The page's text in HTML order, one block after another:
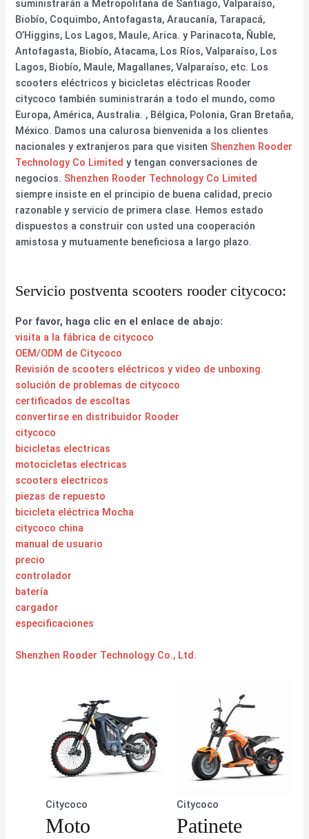
suministrarán a Metropolitana de Santiago, Valparaíso,
Biobío, Coquimbo, Antofagasta, Araucanía, Tarapacá,
O’Higgins, Los Lagos, Maule, Arica. y Parinacota, Ñuble,
Antofagasta, Biobío, Atacama, Los Ríos, Valparaíso, Los
Lagos, Biobío, Maule, Magallanes, Valparaíso, etc. Los
scooters eléctricos y bicicletas eléctricas Rooder
citycoco también suministrarán a todo el mundo, como
Europa, América, Australia. , Bélgica, Polonia, Gran Bretaña,
México. Damos una calurosa bienvenida a los clientes
nacionales y extranjeros para que visiten Shenzhen Rooder
Technology Co Limited y tengan conversaciones de
negocios. Shenzhen Rooder Technology Co Limited
siempre insiste en el principio de buena calidad, precio
razonable y servicio de primera clase. Hemos estado
dispuestos a construir con usted una cooperación
amistosa y mutuamente beneficiosa a largo plazo.
Servicio postventa scooters rooder citycoco:
Por favor, haga clic en el enlace de abajo:
visita a la fábrica de citycoco
OEM/ODM de Citycoco
Revisión de scooters eléctricos y video de unboxing.
solución de problemas de citycoco
certificados de escoltas
convertirse en distribuidor Rooder
citycoco
bicicletas electricas
motocicletas electricas
scooters electricos
piezas de repuesto
bicicleta eléctrica Mocha
citycoco china
manual de usuario
precio
controlador
batería
cargador
especificaciones
Shenzhen Rooder Technology Co., Ltd.
Citycoco
Moto
Citycoco
Patinete